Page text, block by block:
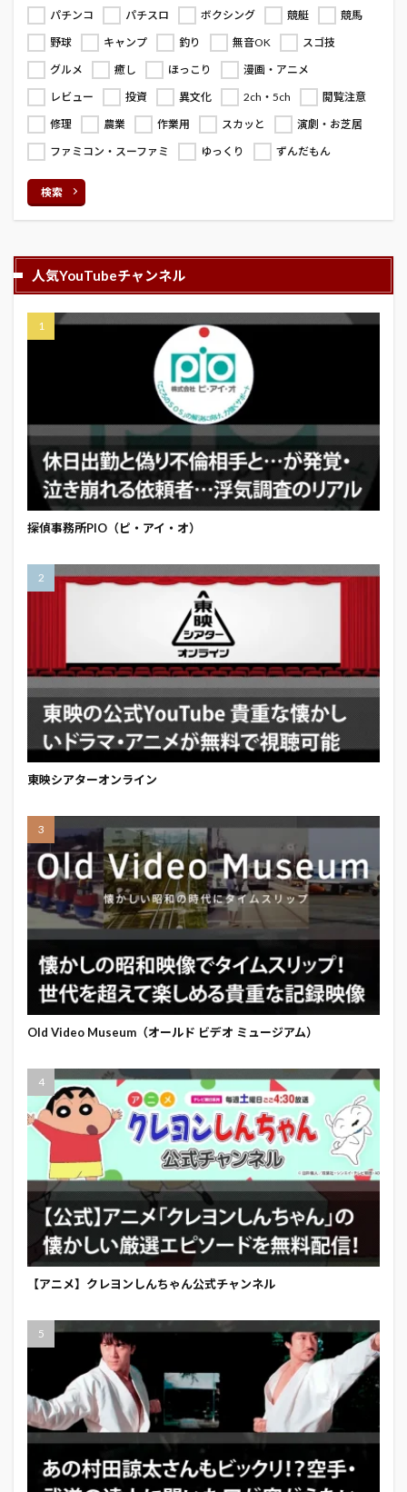
パチンコ パチスロ ボクシング 競艇
競馬
野球
キャンプ 釣り 無音OK
スゴ技
グルメ
癒し ほっこり
漫画・アニメ
レビュー
投資 異文化 2ch・5ch
閲覧注意
修理
農業 作業用 スカッと
演劇・お芝居
ファミコン・スーファミ
ゆっくり ずんだもん
検索
人気YouTubeチャンネル
探偵事務所PIO（ピ・アイ・オ）
東映シアターオンライン
Old Video Museum（オールド ビデオ ミュージアム）
【アニメ】クレヨンしんちゃん公式チャンネル